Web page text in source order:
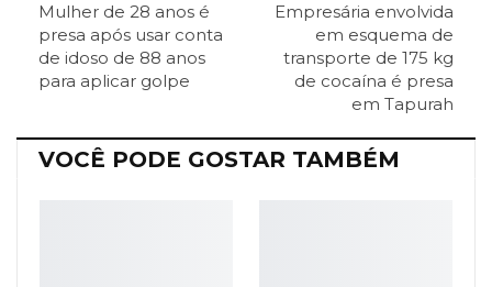
Telegram
Facebook Messenger Viber O email
Mulher de 28 anos é
presa após usar conta
de idoso de 88 anos
para aplicar golpe
Empresária envolvida
em esquema de
transporte de 175 kg
de cocaína é presa
em Tapurah
VOCÊ PODE GOSTAR TAMBÉM